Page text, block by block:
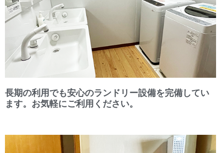
長期の利用でも安心のランドリー設備を完備してい
ます。お気軽にご利用ください。